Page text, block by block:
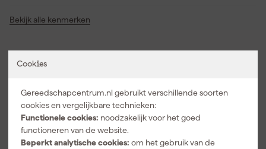
Cookies
Gereedschapcentrum.nl gebruikt verschillende soorten
cookies en vergelijkbare technieken:
Functionele cookies: noodzakelijk voor het goed
functioneren van de website.
Beperkt analytische cookies: om het gebruik van de
Bekijk alle kenmerken
Vaak gekocht met